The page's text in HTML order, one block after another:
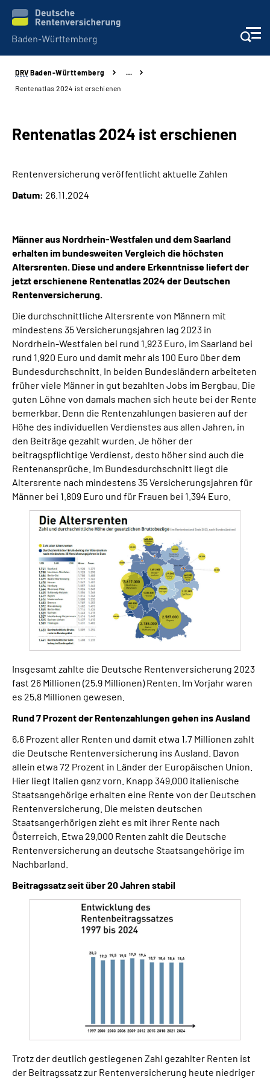
Beratung und Kontakt
Karriere
Über uns
Inhalte in Gebärdensprache (DGS)
Leichte Sprache
Suche
Mein Kundenportal
DRV Baden-Württemberg
…
Rentenatlas 2024 ist erschienen
Rentenatlas 2024 ist erschienen
Rentenversicherung veröffentlicht aktuelle Zahlen
Datum: 26.11.2024
Männer aus Nordrhein-Westfalen und dem Saarland
erhalten im bundesweiten Vergleich die höchsten
Altersrenten. Diese und andere Erkenntnisse liefert der
jetzt erschienene Rentenatlas 2024 der Deutschen
Rentenversicherung.
Die durchschnittliche Altersrente von Männern mit
mindestens 35 Versicherungsjahren lag 2023 in
Nordrhein-Westfalen bei rund 1.923 Euro, im Saarland bei
rund 1.920 Euro und damit mehr als 100 Euro über dem
Bundesdurchschnitt. In beiden Bundesländern arbeiteten
früher viele Männer in gut bezahlten Jobs im Bergbau. Die
guten Löhne von damals machen sich heute bei der Rente
bemerkbar. Denn die Rentenzahlungen basieren auf der
Höhe des individuellen Verdienstes aus allen Jahren, in
den Beiträge gezahlt wurden. Je höher der
beitragspflichtige Verdienst, desto höher sind auch die
Rentenansprüche. Im Bundesdurchschnitt liegt die
Altersrente nach mindestens 35 Versicherungsjahren für
Männer bei 1.809 Euro und für Frauen bei 1.394 Euro.
Insgesamt zahlte die Deutsche Rentenversicherung 2023
fast 26 Millionen (25,9 Millionen) Renten. Im Vorjahr waren
es 25,8 Millionen gewesen.
Rund 7 Prozent der Rentenzahlungen gehen ins Ausland
6,6 Prozent aller Renten und damit etwa 1,7 Millionen zahlt
die Deutsche Rentenversicherung ins Ausland. Davon
allein etwa 72 Prozent in Länder der Europäischen Union.
Hier liegt Italien ganz vorn. Knapp 349.000 italienische
Staatsangehörige erhalten eine Rente von der Deutschen
Rentenversicherung. Die meisten deutschen
Staatsangerhörigen zieht es mit ihrer Rente nach
Österreich. Etwa 29.000 Renten zahlt die Deutsche
Rentenversicherung an deutsche Staatsangehörige im
Nachbarland.
Beitragssatz seit über 20 Jahren stabil
Trotz der deutlich gestiegenen Zahl gezahlter Renten ist
der Beitragssatz zur Rentenversicherung heute niedriger